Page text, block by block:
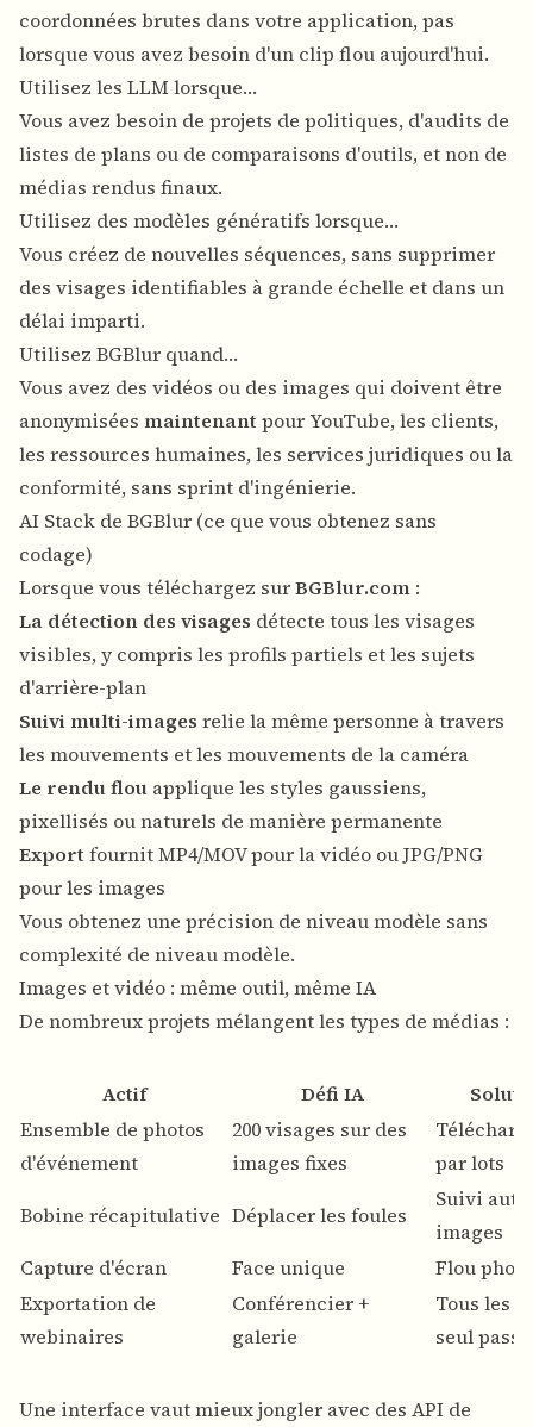
coordonnées brutes dans votre application, pas
lorsque vous avez besoin d'un clip flou aujourd'hui.
Utilisez les LLM lorsque…
Vous avez besoin de projets de politiques, d'audits de
listes de plans ou de comparaisons d'outils, et non de
médias rendus finaux.
Utilisez des modèles génératifs lorsque…
Vous créez de nouvelles séquences, sans supprimer
des visages identifiables à grande échelle et dans un
délai imparti.
Utilisez BGBlur quand…
Vous avez des vidéos ou des images qui doivent être
anonymisées maintenant pour YouTube, les clients,
les ressources humaines, les services juridiques ou la
conformité, sans sprint d'ingénierie.
AI Stack de BGBlur (ce que vous obtenez sans
codage)
Lorsque vous téléchargez surBGBlur.com :
La détection des visages détecte tous les visages
visibles, y compris les profils partiels et les sujets
d'arrière-plan
Suivi multi-images relie la même personne à travers
les mouvements et les mouvements de la caméra
Le rendu flou applique les styles gaussiens,
pixellisés ou naturels de manière permanente
Export fournit MP4/MOV pour la vidéo ou JPG/PNG
pour les images
Vous obtenez une précision de niveau modèle sans
complexité de niveau modèle.
Images et vidéo : même outil, même IA
De nombreux projets mélangent les types de médias :
Actif Défi IA
Ensemble de photos
d'événement
200 visages sur des
images fixes
par lots
Bobine récapitulative Déplacer les foules
Suivi
images
Capture d'écran
Face unique
Flou
Exportation de
webinaires
Conférencier +
galerie
Tous les
seul
Une interface vaut mieux jongler avec des API de